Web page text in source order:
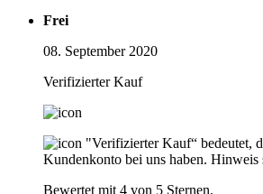
Frei
08. September 2020
Verifizierter Kauf
"Verifizierter Kauf“ bedeutet,
Kundenkonto bei uns haben. Hinweis
Bewertet mit 4 von 5 Sternen.